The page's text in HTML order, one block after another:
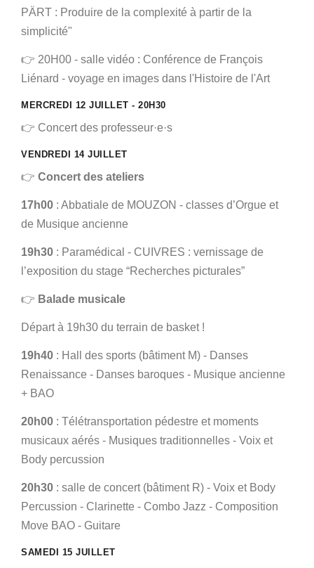
PÄRT : Produire de la complexité à partir de la
simplicité"
👉 20H00 - salle vidéo : Conférence de François
Liénard - voyage en images dans l'Histoire de l'Art
MERCREDI 12 JUILLET - 20H30
👉 Concert des professeur·e·s
VENDREDI 14 JUILLET
👉 Concert des ateliers
17h00 : Abbatiale de MOUZON - classes d’Orgue et
de Musique ancienne
19h30 : Paramédical - CUIVRES : vernissage de
l’exposition du stage “Recherches picturales”
👉 Balade musicale
Départ à 19h30 du terrain de basket !
19h40 : Hall des sports (bâtiment M) - Danses
Renaissance - Danses baroques - Musique ancienne
+ BAO
20h00 : Télétransportation pédestre et moments
musicaux aérés - Musiques traditionnelles - Voix et
Body percussion
20h30 : salle de concert (bâtiment R) - Voix et Body
Percussion - Clarinette - Combo Jazz - Composition
Move BAO - Guitare
SAMEDI 15 JUILLET